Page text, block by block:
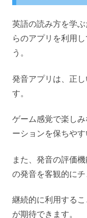
英語の読み方を学
らのアプリを利用
う。
発音アプリは、正
す。
ゲーム感覚で楽し
ーションを保ちやす
また、発音の評価
の発音を客観的にチ
継続的に利用する
が期待できます。